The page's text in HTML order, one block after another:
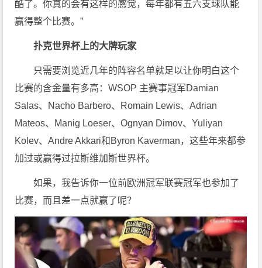
酷了。你真的会有这样的感觉，每年都有五六支球队能
赢得整个比赛。”
扑克世界杯上的大牌玩家
只需要浏览近几年的阵容名单就足以让你明白这个
比赛的含金量有多高：WSOP 主赛事冠军Damian
Salas、Nacho Barbero、Romain Lewis、Adrian
Mateos、Manig Loeser、Ognyan Dimov、Yuliyan
Kolev、Andre Akkari和Byron Kaverman，这些年来都参
加过或赢得过拉斯维加斯世界杯。
如果，我告诉你一位前欧洲冠军联赛冠军也参加了
比赛，而且差一点就赢了呢？